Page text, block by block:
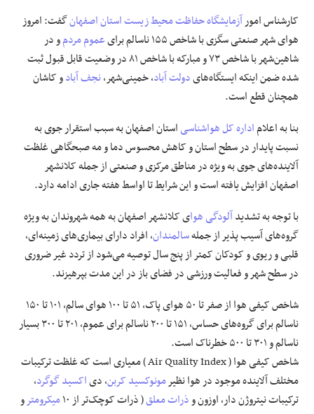
کارشناس امورآزمایشگاهحفاظت محیط زیست استان اصفهانگفت: امروز
هوای شهر صنعتیسگزیبا شاخص ۱۵۵ ناسالم برای عموم مردمو در
شاهین‌شهر با شاخص ۷۳ و مبارکه با شاخص ۸۱ در وضعیت قابل قبول ثبت
شده ضمن اینکه ایستگاه‌هایدولت آباد، خمینی‌شهر،نجف آبادو کاشان
همچنان قطع است.
بنا به اعلاماداره کلهواشناسیاستان اصفهان به سبب استقرار جوی به
نسبت پایدار در سطح استان و کاهش محسوس دما و مه صبحگاهی غلظت
آلاینده‌های جوی به ویژه در مناطق مرکزی و صنعتی از جملهکلانشهر
اصفهان افزایش یافته است و این شرایط تا اواسط هفته جاری ادامه دارد.
با توجه به تشدیدآلودگی هوایکلانشهراصفهان به همه شهروندان به ویژه
گروه‌های آسیب پذیر از جملهسالمندان، افراد دارای بیماری‌های زمینه‌ای،
قلبی و ریوی و کودکان کمتر از پنج سال توصیه می‌شود از تردد غیر ضروری
در سطح شهر و فعالیت ورزشی در فضای باز در این مدت بپرهیزند.
شاخص کیفی هوا از صفر تا ۵۰ هوای پاک، ۵۱ تا ۱۰۰ هوای سالم، ۱۰۱ تا ۱۵۰
ناسالم برای گروه‌های حساس، ۱۵۱ تا ۲۰۰ ناسالم برای عموم، ۲۰۱ تا ۳۰۰ بسیار
ناسالم و ۳۰۱ تا ۵۰۰ خطرناک است.
شاخص کیفی هوا ( Air Quality Index ) معیاری است که غلظت ترکیبات
مختلف آلاینده موجود در هوا نظیرمونوکسید کربن، دیاکسید گوگرد،
ترکیبات نیتروژن دار، اوزون وذرات معلق( ذرات کوچک‌تر از ۱۰ میکرومترو